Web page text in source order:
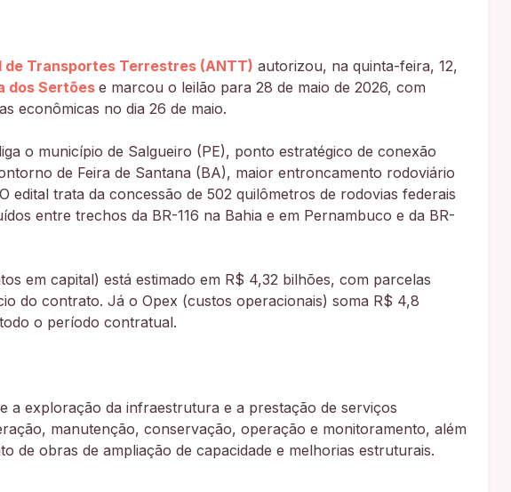
de Transportes Terrestres (ANTT) autorizou, na quinta-feira, 12,
dos Sertõese marcou o leilão para 28 de maio de 2026, com
econômicas no dia 26 de maio.
o município de Salgueiro (PE), ponto estratégico de conexão
de Feira de Santana (BA), maior entroncamento rodoviário
edital trata da concessão de 502 quilômetros de rodovias federais
entre trechos da BR-116 na Bahia e em Pernambuco e da BR-
em capital) está estimado em R$ 4,32 bilhões, com parcelas
do contrato. Já o Opex (custos operacionais) soma R$ 4,8
o período contratual.
a exploração da infraestrutura e a prestação de serviços
manutenção, conservação, operação e monitoramento, além
de obras de ampliação de capacidade e melhorias estruturais.